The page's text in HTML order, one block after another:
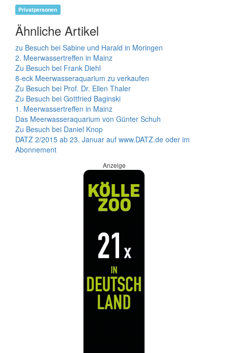
Privatpersonen
Ähnliche Artikel
zu Besuch bei Sabine und Harald in Moringen
2. Meerwassertreffen in Mainz
Zu Besuch bei Frank Diehl
8-eck Meerwasseraquarium zu verkaufen
Zu Besuch bei Prof. Dr. Ellen Thaler
Zu Besuch bei Gottfried Baginski
1. Meerwassertreffen in Mainz
Das Meerwasseraquarium von Günter Schuh
Zu Besuch bei Daniel Knop
DATZ 2/2015 ab 23. Januar auf www.DATZ.de oder im
Abonnement
Anzeige